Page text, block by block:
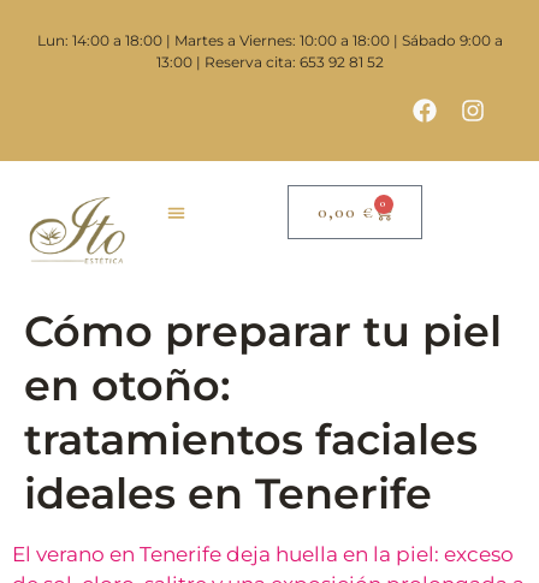
Lun: 14:00 a 18:00 | Martes a Viernes: 10:00 a 18:00 | Sábado 9:00 a
13:00 | Reserva cita: 653 92 81 52
0,00 € 0
Cómo preparar tu piel
en otoño:
tratamientos faciales
ideales en Tenerife
El verano en Tenerife deja huella en la piel: exceso